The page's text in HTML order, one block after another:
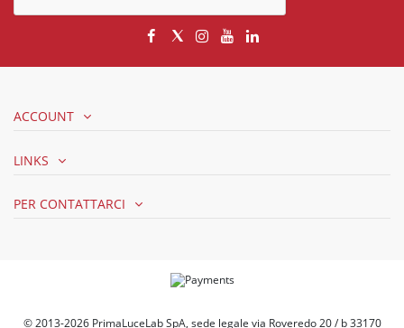
ACCOUNT
LINKS
PER CONTATTARCI
© 2013-2026 PrimaLuceLab SpA, sede legale via Roveredo 20 / b 33170